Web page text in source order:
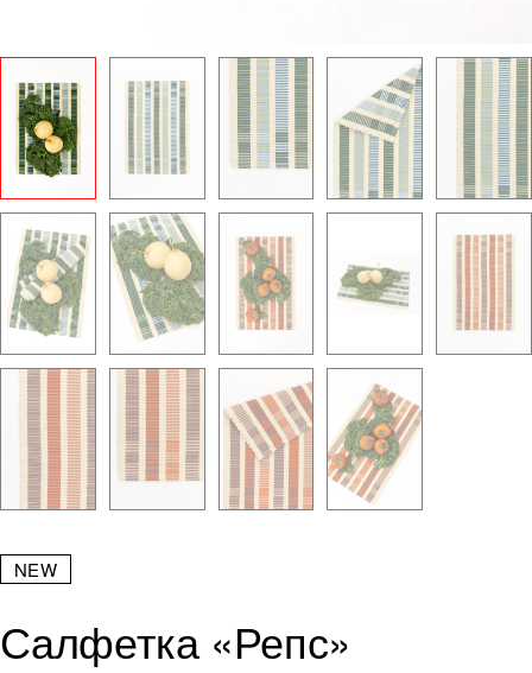
NEW
Салфетка «Репс»